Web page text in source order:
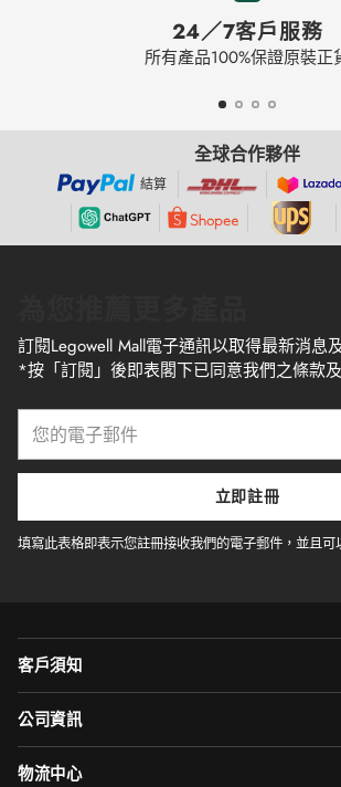
24／7客戶服務
所有產品100%保證原裝正
全球合作夥伴
結算
訂閱Legowell Mall電子通訊以取得最新消息
*按「訂閱」後即表閣下已同意我們之條款
電
郵
件
立即註冊
填寫此表格即表示您註冊接收我們的電子郵件，並且可
客戶須知
公司資訊
物流中心